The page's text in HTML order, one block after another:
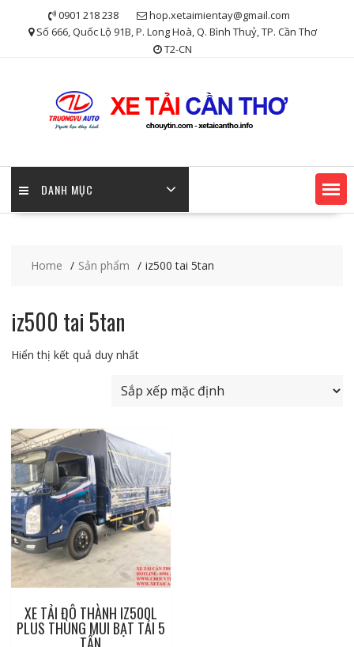
0901 218 238
hop.xetaimientay@gmail.com
Số 666, Quốc Lộ 91B, P. Long Hoà, Q. Bình Thuỷ, TP. Cần Thơ
T2-CN
DANH MỤC
Home Sản phẩm iz500 tai 5tan
iz500 tai 5tan
Hiển thị kết quả duy nhất
XE TẢI ĐÔ THÀNH IZ500L
PLUS THÙNG MUI BẠT TẢI 5